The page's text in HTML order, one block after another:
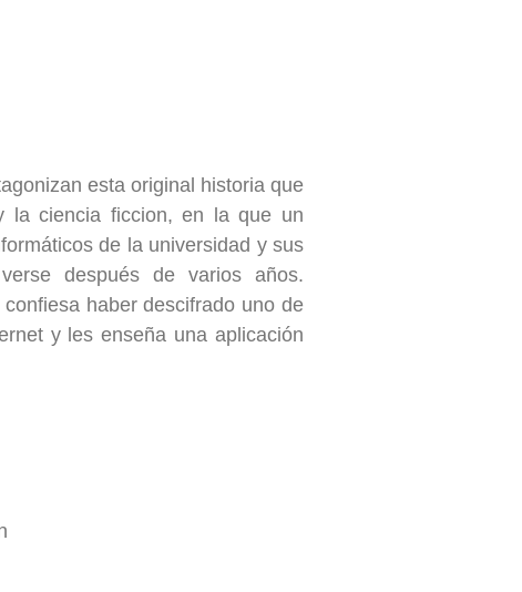
esta original historia que
la ciencia ficcion, en la que un
de la universidad y sus
después de varios años.
haber descifrado uno de
y les enseña una aplicación